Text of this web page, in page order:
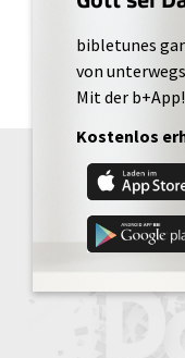
bibletunes
von
Mit der b+App!
Kostenlos